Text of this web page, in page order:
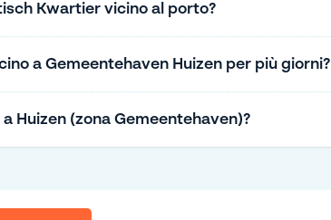
Kwartier vicino al porto?
a Gemeentehaven Huizen per più giorni?
Huizen (zona Gemeentehaven)?